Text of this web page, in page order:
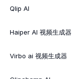
Qlip AI
Haiper AI 视频生成器
Virbo ai 视频生成器